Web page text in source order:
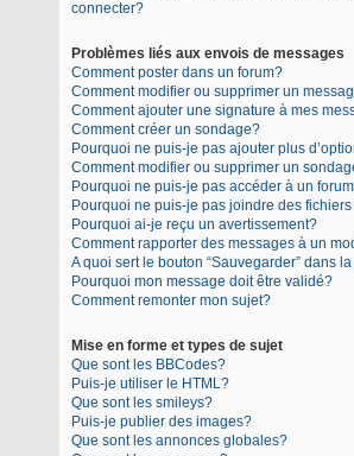
connecter?
Problèmes liés aux envois de messages
Comment poster dans un forum?
Comment modifier ou supprimer un
Comment ajouter une signature à mes
Comment créer un sondage?
Pourquoi ne puis-je pas ajouter plus
Comment modifier ou supprimer un
Pourquoi ne puis-je pas accéder à un
Pourquoi ne puis-je pas joindre des
Pourquoi ai-je reçu un avertissement?
Comment rapporter des messages à un
A quoi sert le bouton “Sauvegarder” dans
Pourquoi mon message doit être validé?
Comment remonter mon sujet?
Mise en forme et types de sujet
Que sont les BBCodes?
Puis-je utiliser le HTML?
Que sont les smileys?
Puis-je publier des images?
Que sont les annonces globales?